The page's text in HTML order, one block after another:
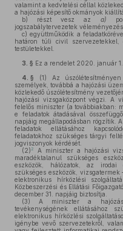
valamint a kedvtelési céllal
a hajózási képesítő okmányok
b) részt vesz az a)
jogszabálytervezetek
c) együttműködik a
határon túli civil szervezetekkel,
testületekkel.
3. § Ez a rendelet 2020. január
4. § (1) Az
személyek, továbbá a hajózási
közlekedő úszólétesítmény
hajózási vizsgaközpont végzi. A
felelős miniszter (a továbbiakban:
e feladatok átadásával
napjáig megállapodásban rögzítik.
feladatok ellátásához
feladatokhoz szükséges tárgyi
jogviszonyok kérdését.
(2) 2
A miniszter a hajózási
maradéktalanul szükséges
eszközök, hálózatok, az irodai
szükséges eszközök,
elektronikus hírközlési
Közbeszerzési és Ellátási
december 31. napjáig biztosítja.
(3) A miniszter a hajózási
tevékenységének ellátásához
elektronikus hírközlési
igénybe vevő szervezetekről,